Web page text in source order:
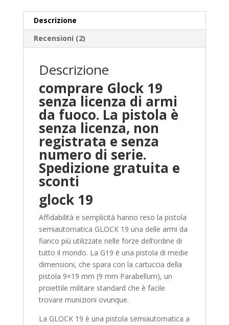
Descrizione
Recensioni (2)
Descrizione
comprare Glock 19
senza licenza di armi
da fuoco. La pistola è
senza licenza, non
registrata e senza
numero di serie.
Spedizione gratuita e
sconti
glock 19
Affidabilità e semplicità hanno reso la pistola
semiautomatica GLOCK 19 una delle armi da
fianco più utilizzate nelle forze dell’ordine di
tutto il mondo. La G19 è una pistola di medie
dimensioni, che spara con la cartuccia della
pistola 9×19 mm (9 mm Parabellum), un
proiettile militare standard che è facile
trovare munizioni ovunque.
La GLOCK 19 è una pistola semiautomatica a